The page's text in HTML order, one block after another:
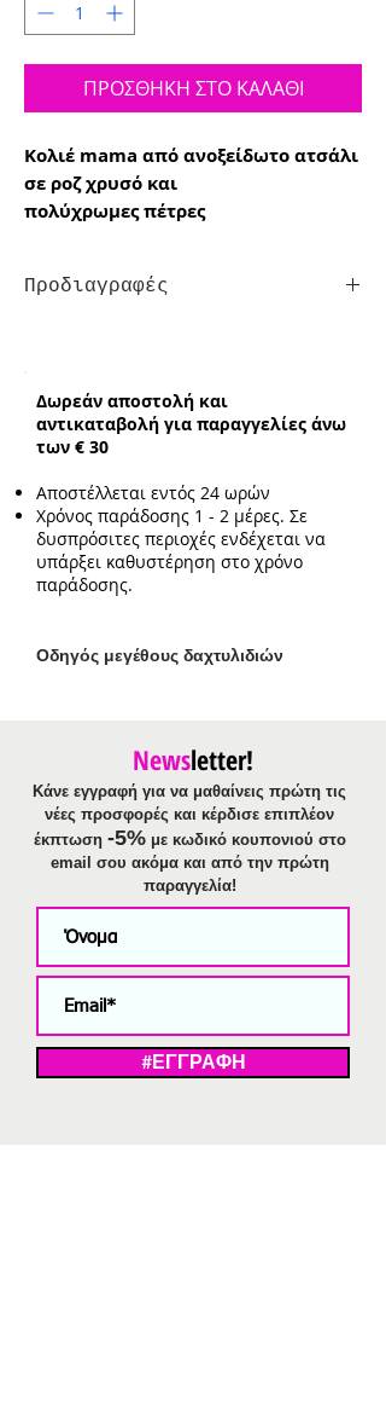
ΠΡΟΣΘΗΚΗ ΣΤΟ ΚΑΛΑΘΙ
Κολιέ mama από ανοξείδωτο ατσάλι
σε ροζ χρυσό και
πολύχρωμες πέτρες
Προδιαγραφές
Ενδεικτικό μέγεθος στοιχείου:
2.1cm*0.5cm
Δωρεάν αποστολή και
αντικαταβολή για παραγγελίες άνω
των € 30
Αποστέλλεται εντός 24 ωρών
Χρόνος παράδοσης 1 - 2 μέρες. Σε
δυσπρόσιτες περιοχές ενδέχεται να
υπάρξει καθυστέρηση στο χρόνο
παράδοσης.
Οδηγός μεγέθους δαχτυλιδιών
Newsletter!
Κάνε εγγραφή για να μαθαίνεις πρώτη τις
νέες προσφορές και κέρδισε επιπλέον
έκπτωση -5%με κωδικό κουπονιού στο
email σου ακόμα και από την πρώτη
παραγγελία!
#ΕΓΓΡΑΦΗ